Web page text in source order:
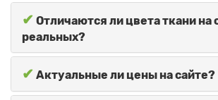
✔ Отличаются ли цвета ткани на
реальных?
✔ Актуальные ли цены на сайте?